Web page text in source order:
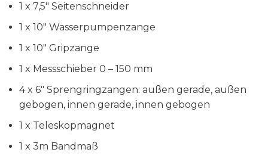
1 x 7,5″ Seitenschneider
1 x 10″ Wasserpumpenzange
1 x 10″ Gripzange
1 x Messschieber 0 – 150 mm
4 x 6″ Sprengringzangen: außen gerade, außen
gebogen, innen gerade, innen gebogen
1 x Teleskopmagnet
1 x 3m Bandmaß